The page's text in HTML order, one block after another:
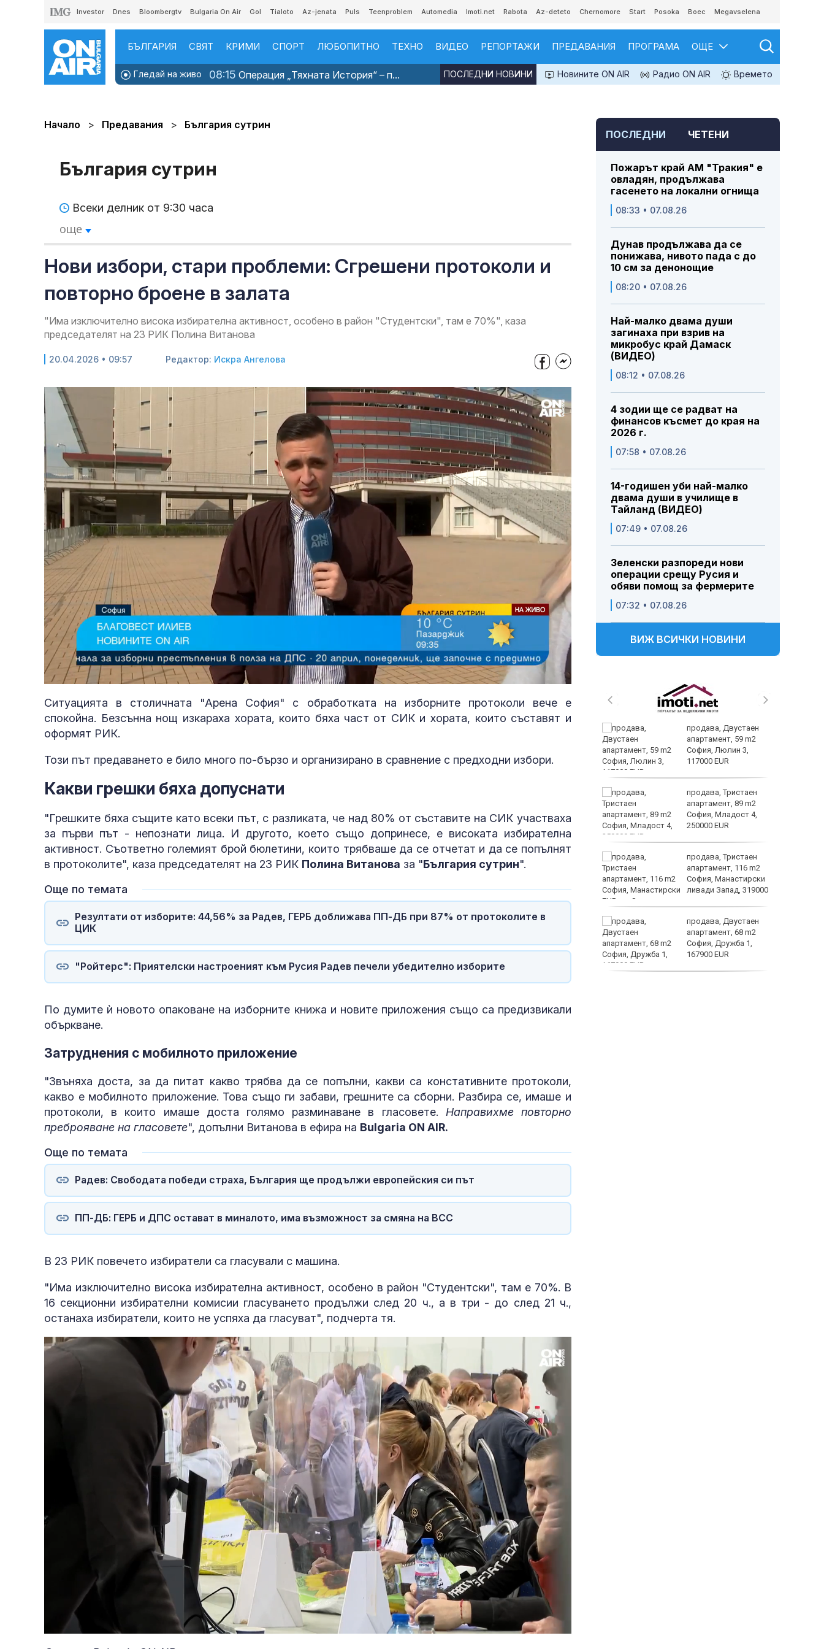
Investor Dnes Bloombergtv Bulgaria On Air Gol Tialoto Az-jenata Puls Teenproblem Automedia Imoti.net Rabota Az-deteto Chernomore Start Posoka Boec Megavselena
БЪЛГАРИЯ СВЯТ КРИМИ СПОРТ ЛЮБОПИТНО ТЕХНО ВИДЕО РЕПОРТАЖИ ПРЕДАВАНИЯ ПРОГРАМА ОЩЕ
Гледай на живо 08:15 Операция „Тяхната История“ – п... Новините ON AIR Радио ON AIR Времето
ПОСЛЕДНИ НОВИНИ
Начало Предавания България сутрин
България сутрин
Всеки делник от 9:30 часа
още
Нови избори, стари проблеми: Сгрешени протоколи и
повторно броене в залата
"Има изключително висока избирателна активност, особено в район "Студентски", там е 70%", каза
председателят на 23 РИК Полина Витанова
20.04.2026 • 09:57 Редактор: Искра Ангелова
Unmute Loaded:
14.84%
Ситуацията в столичната "Арена София" с обработката на изборните протоколи вече е
спокойна. Безсънна нощ изкараха хората, които бяха част от СИК и хората, които съставят и
оформят РИК.
Този път предаването е било много по-бързо и организирано в сравнение с предходни избори.
Какви грешки бяха допуснати
"Грешките бяха същите като всеки път, с разликата, че над 80% от съставите на СИК участваха
за първи път - непознати лица. И другото, което също допринесе, е високата избирателна
активност. Съответно големият брой бюлетини, които трябваше да се отчетат и да се попълнят
в протоколите", каза председателят на 23 РИК Полина Витанова за "България сутрин".
Още по темата
Резултати от изборите: 44,56% за Радев, ГЕРБ доближава ПП-ДБ при 87% от протоколите в
ЦИК
"Ройтерс": Приятелски настроеният към Русия Радев печели убедително изборите
По думите ѝ новото опаковане на изборните книжа и новите приложения също са предизвикали
объркване.
Затруднения с мобилното приложение
"Звъняха доста, за да питат какво трябва да се попълни, какви са констативните протоколи,
какво е мобилното приложение. Това също ги забави, грешните са сборни. Разбира се, имаше и
протоколи, в които имаше доста голямо разминаване в гласовете. Направихме повторно
преброяване на гласовете", допълни Витанова в ефира на Bulgaria ON AIR.
Още по темата
Радев: Свободата победи страха, България ще продължи европейския си път
ПП-ДБ: ГЕРБ и ДПС остават в миналото, има възможност за смяна на ВСС
В 23 РИК повечето избиратели са гласували с машина.
"Има изключително висока избирателна активност, особено в район "Студентски", там е 70%. В
16 секционни избирателни комисии гласуването продължи след 20 ч., а в три - до след 21 ч.,
останаха избиратели, които не успяха да гласуват", подчерта тя.
Loaded
41.76%
ПОСЛЕДНИ ЧЕТЕНИ
Пожарът край АМ "Тракия" е
овладян, продължава
гасенето на локални огнища
08:33 • 07.08.26
Дунав продължава да се
понижава, нивото пада с до
10 см за денонощие
08:20 • 07.08.26
Най-малко двама души
загинаха при взрив на
микробус край Дамаск
(ВИДЕО)
08:12 • 07.08.26
4 зодии ще се радват на
финансов късмет до края на
2026 г.
07:58 • 07.08.26
14-годишен уби най-малко
двама души в училище в
Тайланд (ВИДЕО)
07:49 • 07.08.26
Зеленски разпореди нови
операции срещу Русия и
обяви помощ за фермерите
07:32 • 07.08.26
ВИЖ ВСИЧКИ НОВИНИ
предупреждава за
след руската инвазия
Зеленски обяви война
на руската военна
Около 100 души са
масовото нахлуване в
Сеута
становище от ЕМА от
с тежко белодробно и
мозъчно засягане
до 146 години, а и
Как да изберем
какво трябва да
внимаваме?
продава, Двустаен
апартамент, 59 m2
София, Люлин 3,
117000 EUR
продава, Тристаен
апартамент, 89 m2
София, Младост 4,
250000 EUR
продава, Тристаен
апартамент, 116 m2
София, Манастирски
ливади Запад, 319000
EUR
продава, Двустаен
апартамент, 68 m2
София, Дружба 1,
167900 EUR